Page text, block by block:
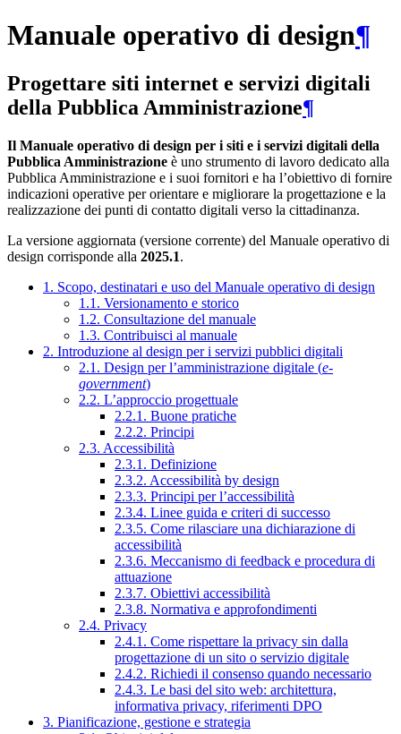
Manuale operativo di design¶
Progettare siti internet e servizi digitali
della Pubblica Amministrazione¶
Il Manuale operativo di design per i siti e i servizi digitali della
Pubblica Amministrazione è uno strumento di lavoro dedicato alla
Pubblica Amministrazione e i suoi fornitori e ha l’obiettivo di fornire
indicazioni operative per orientare e migliorare la progettazione e la
realizzazione dei punti di contatto digitali verso la cittadinanza.
La versione aggiornata (versione corrente) del Manuale operativo di
design corrisponde alla 2025.1.
1. Scopo, destinatari e uso del Manuale operativo di design
1.1. Versionamento e storico
1.2. Consultazione del manuale
1.3. Contribuisci al manuale
2. Introduzione al design per i servizi pubblici digitali
2.1. Design per l’amministrazione digitale (e-
government)
2.2. L’approccio progettuale
2.2.1. Buone pratiche
2.2.2. Principi
2.3. Accessibilità
2.3.1. Definizione
2.3.2. Accessibilità by design
2.3.3. Principi per l’accessibilità
2.3.4. Linee guida e criteri di successo
2.3.5. Come rilasciare una dichiarazione di
accessibilità
2.3.6. Meccanismo di feedback e procedura di
attuazione
2.3.7. Obiettivi accessibilità
2.3.8. Normativa e approfondimenti
2.4. Privacy
2.4.1. Come rispettare la privacy sin dalla
progettazione di un sito o servizio digitale
2.4.2. Richiedi il consenso quando necessario
2.4.3. Le basi del sito web: architettura,
informativa privacy, riferimenti DPO
3. Pianificazione, gestione e strategia